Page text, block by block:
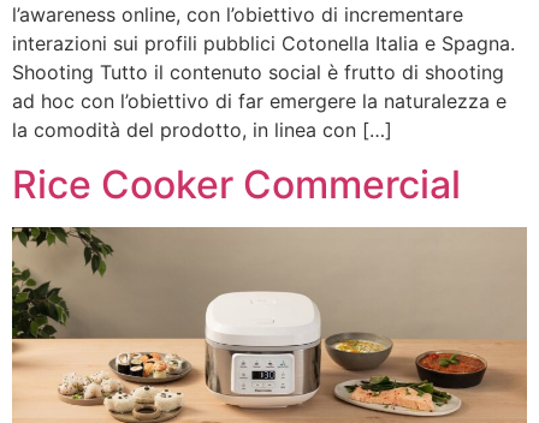
l’awareness online, con l’obiettivo di incrementare
interazioni sui profili pubblici Cotonella Italia e Spagna.
Shooting Tutto il contenuto social è frutto di shooting
ad hoc con l’obiettivo di far emergere la naturalezza e
la comodità del prodotto, in linea con […]
Rice Cooker Commercial